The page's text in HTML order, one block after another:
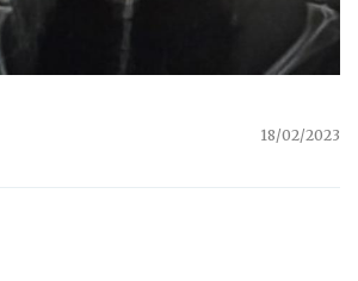
18/02/2023